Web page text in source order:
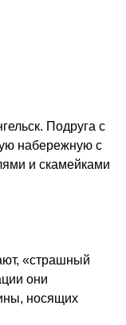
Подруга с
набережную с
и скамейками
«страшный
они
носящих